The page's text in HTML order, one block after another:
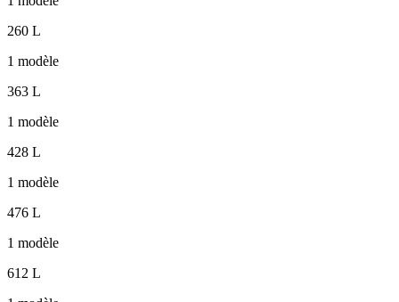
260 L
1 modèle
363 L
1 modèle
428 L
1 modèle
476 L
1 modèle
612 L